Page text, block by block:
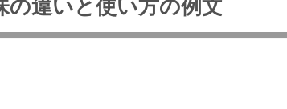
の違いと使い方の例文